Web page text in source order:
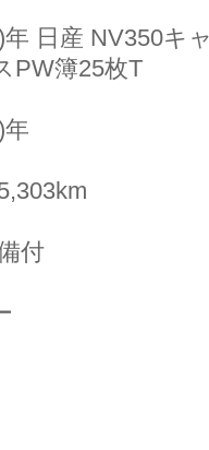
日産 NV350キ
PW簿25枚T
付